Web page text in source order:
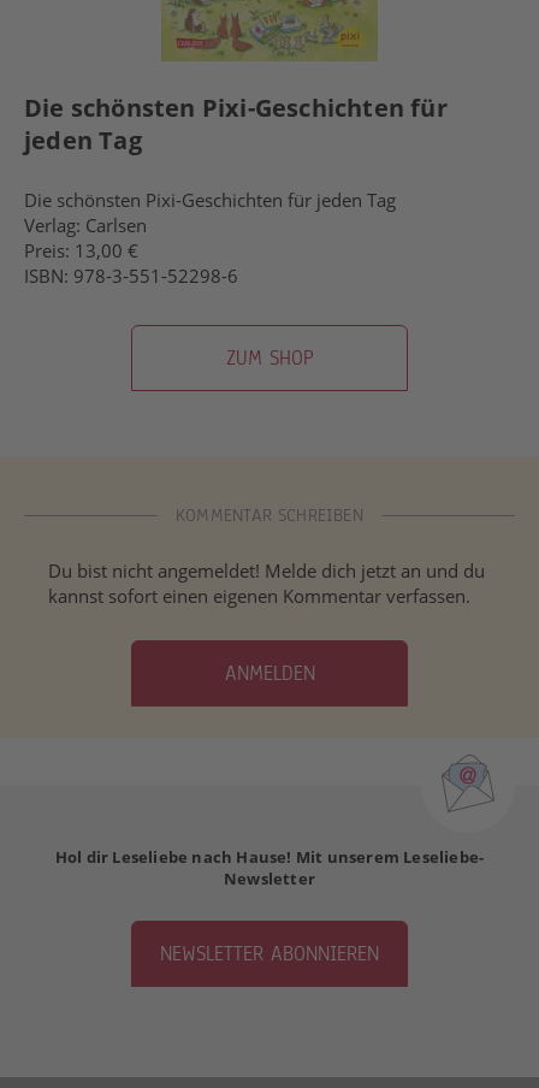
Die schönsten Pixi-Geschichten für
jeden Tag
Die schönsten Pixi-Geschichten für jeden Tag
Verlag: Carlsen
Preis: 13,00 €
ISBN: 978-3-551-52298-6
ZUM SHOP
KOMMENTAR SCHREIBEN
Du bist nicht angemeldet! Melde dich jetzt an und du
kannst sofort einen eigenen Kommentar verfassen.
ANMELDEN
Hol dir Leseliebe nach Hause! Mit unserem Leseliebe-
Newsletter
NEWSLETTER ABONNIEREN